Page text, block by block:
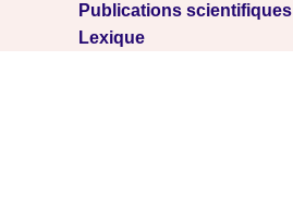
Publications scientifiques
Lexique